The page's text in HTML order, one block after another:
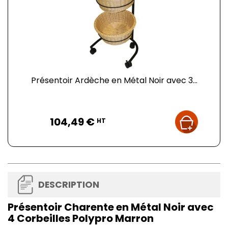
Présentoir Ardèche en Métal Noir avec 3...
104,49 € HT
DESCRIPTION
Présentoir Charente en Métal Noir avec
4 Corbeilles Polypro Marron